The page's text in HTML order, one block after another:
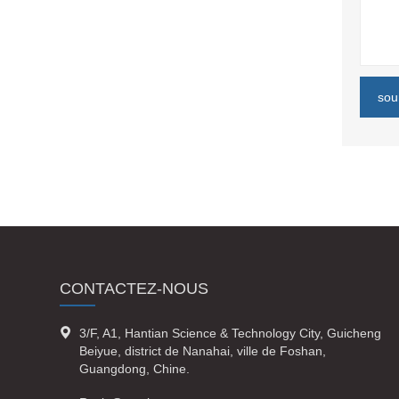
CONTACTEZ-NOUS

3/F, A1, Hantian Science & Technology City, Guicheng
Beiyue, district de Nanahai, ville de Foshan,
Guangdong, Chine.